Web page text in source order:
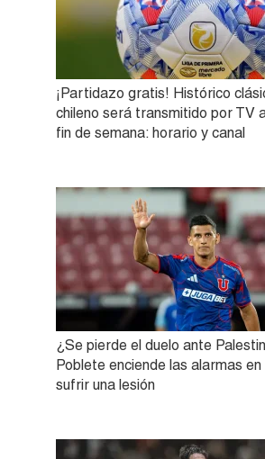
¡Partidazo gratis! Histórico
chileno será transmitido por TV
fin de semana: horario y canal
¿Se pierde el duelo ante
Poblete enciende las alarmas en
sufrir una lesión